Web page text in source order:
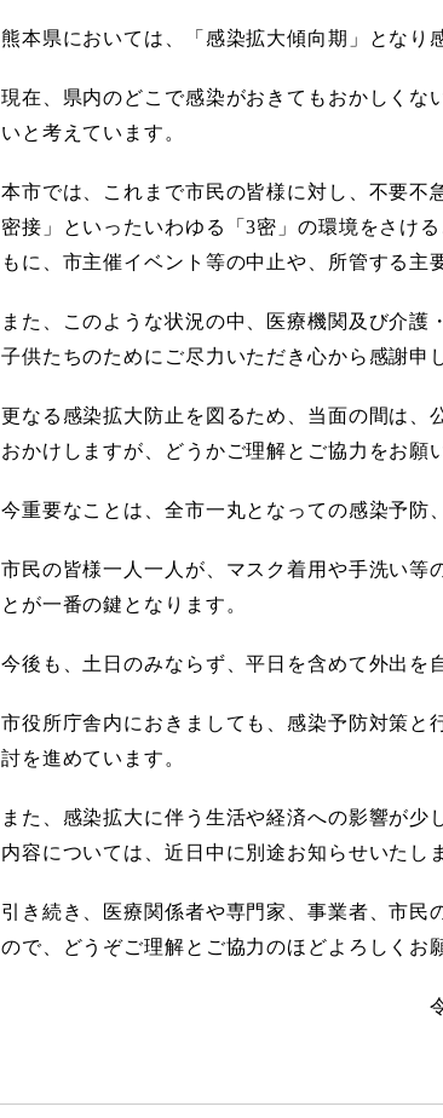
熊本県においては、「感染拡大傾向期」となり
現在、県内のどこで感染がおきてもおかしく
いと考えています。
本市では、これまで市民の皆様に対し、不要不
密接」といったいわゆる「3密」の環境をさけ
もに、市主催イベント等の中止や、所管する主
また、このような状況の中、医療機関及び介
子供たちのためにご尽力いただき心から感謝申
更なる感染拡大防止を図るため、当面の間は
おかけしますが、どうかご理解とご協力をお願
今重要なことは、全市一丸となっての感染予防
市民の皆様一人一人が、マスク着用や手洗い等
とが一番の鍵となります。
今後も、土日のみならず、平日を含めて外出を
市役所庁舎内におきましても、感染予防対策
討を進めています。
また、感染拡大に伴う生活や経済への影響が
内容については、近日中に別途お知らせいたし
引き続き、医療関係者や専門家、事業者、市
ので、どうぞご理解とご協力のほどよろしくお
令和2年4月24日